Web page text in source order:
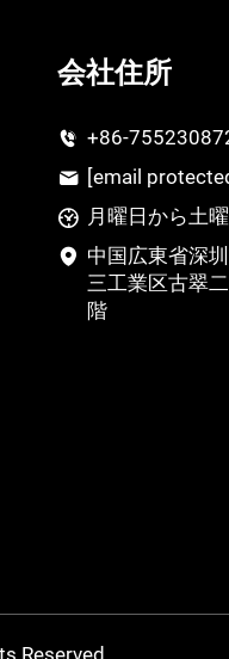
会社住所
+86-
[email
月曜日から土
中国広東省深
三工業区古翠
階
Reserved.